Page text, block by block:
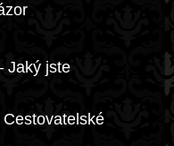
Jaký jste